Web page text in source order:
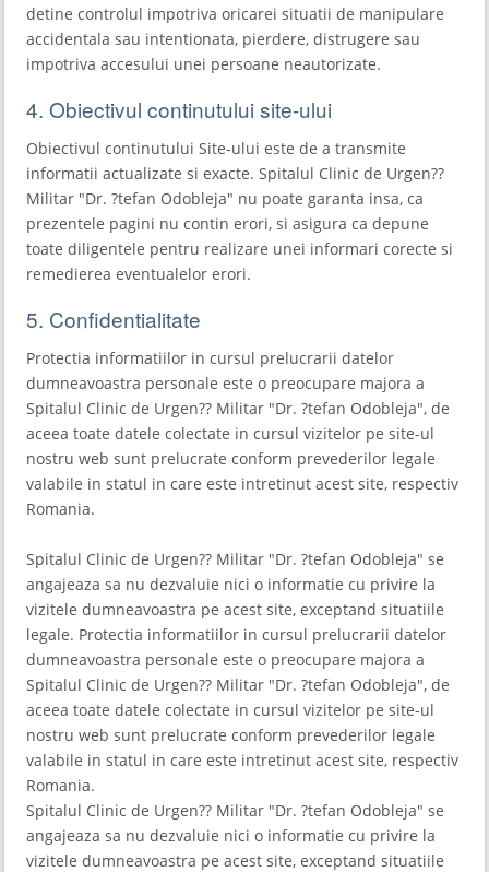
detine controlul impotriva oricarei situatii de manipulare
accidentala sau intentionata, pierdere, distrugere sau
impotriva accesului unei persoane neautorizate.
4. Obiectivul continutului site-ului
Obiectivul continutului Site-ului este de a transmite
informatii actualizate si exacte. Spitalul Clinic de Urgen??
Militar "Dr. ?tefan Odobleja" nu poate garanta insa, ca
prezentele pagini nu contin erori, si asigura ca depune
toate diligentele pentru realizare unei informari corecte si
remedierea eventualelor erori.
5. Confidentialitate
Protectia informatiilor in cursul prelucrarii datelor
dumneavoastra personale este o preocupare majora a
Spitalul Clinic de Urgen?? Militar "Dr. ?tefan Odobleja", de
aceea toate datele colectate in cursul vizitelor pe site-ul
nostru web sunt prelucrate conform prevederilor legale
valabile in statul in care este intretinut acest site, respectiv
Romania.
Spitalul Clinic de Urgen?? Militar "Dr. ?tefan Odobleja" se
angajeaza sa nu dezvaluie nici o informatie cu privire la
vizitele dumneavoastra pe acest site, exceptand situatiile
legale. Protectia informatiilor in cursul prelucrarii datelor
dumneavoastra personale este o preocupare majora a
Spitalul Clinic de Urgen?? Militar "Dr. ?tefan Odobleja", de
aceea toate datele colectate in cursul vizitelor pe site-ul
nostru web sunt prelucrate conform prevederilor legale
valabile in statul in care este intretinut acest site, respectiv
Romania.
Spitalul Clinic de Urgen?? Militar "Dr. ?tefan Odobleja" se
angajeaza sa nu dezvaluie nici o informatie cu privire la
vizitele dumneavoastra pe acest site, exceptand situatiile